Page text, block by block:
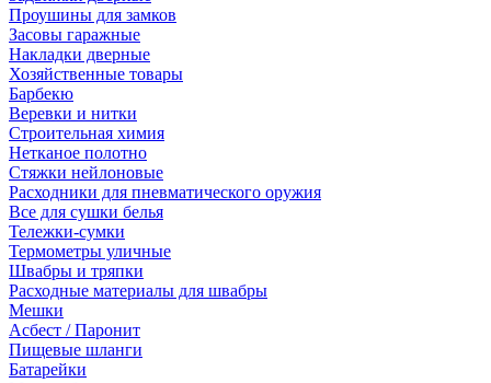
Проушины для замков
Засовы гаражные
Накладки дверные
Хозяйственные товары
Барбекю
Веревки и нитки
Строительная химия
Нетканое полотно
Стяжки нейлоновые
Расходники для пневматического оружия
Все для сушки белья
Тележки-сумки
Термометры уличные
Швабры и тряпки
Расходные материалы для швабры
Мешки
Асбест / Паронит
Пищевые шланги
Батарейки